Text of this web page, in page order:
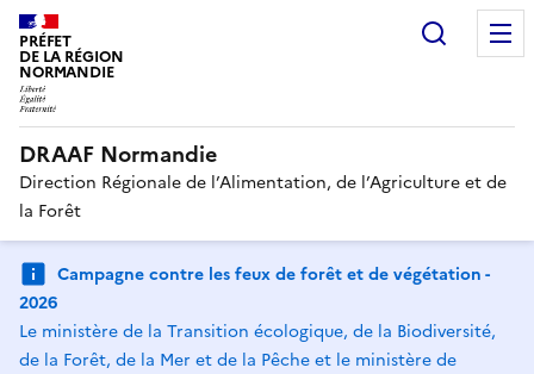
PRÉFET
DE LA RÉGION
NORMANDIE
DRAAF Normandie
Direction Régionale de l’Alimentation, de l’Agriculture et de
la Forêt
Campagne contre les feux de forêt et de végétation -
2026
Le ministère de la Transition écologique, de la Biodiversité,
de la Forêt, de la Mer et de la Pêche et le ministère de